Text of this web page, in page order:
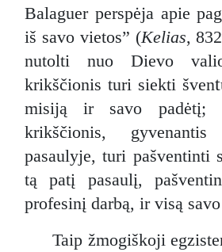
Balaguer perspėja apie
iš savo vietos” (Kelias,
nutolti nuo Dievo
krikščionis turi siekti švent
misiją ir savo padėtį;
krikščionis,
pasaulyje, turi pašventinti
tą patį pasaulį,
profesinį darbą, ir visą
Taip žmogiškoji